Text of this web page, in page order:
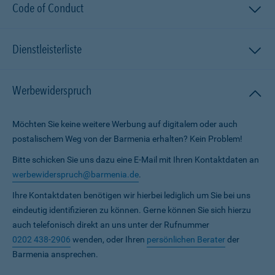
Code of Conduct
Dienstleisterliste
Werbewiderspruch
Möchten Sie keine weitere Werbung auf digitalem oder auch
postalischem Weg von der Barmenia erhalten? Kein Problem!
Bitte schicken Sie uns dazu eine E-Mail mit Ihren Kontaktdaten an
werbewiderspruch@barmenia.de.
Ihre Kontaktdaten benötigen wir hierbei lediglich um Sie bei uns
eindeutig identifizieren zu können. Gerne können Sie sich hierzu
auch telefonisch direkt an uns unter der Rufnummer
0202 438-2906 wenden, oder Ihren persönlichen Beraterder
Barmenia ansprechen.